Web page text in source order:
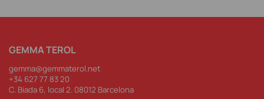
GEMMA TEROL
gemma@gemmaterol.net
+34 627 77 83 20
C. Biada 6, local 2. 08012 Barcelona